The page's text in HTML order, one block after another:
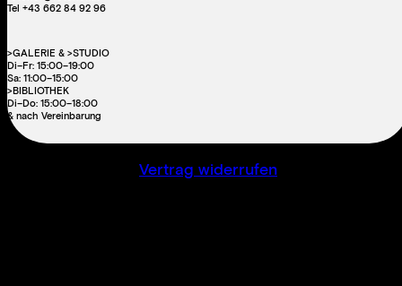
Tel +43 662 84 92 96
>GALERIE & >STUDIO
Di–Fr: 15:00–19:00
Sa: 11:00–15:00
>BIBLIOTHEK
Di–Do: 15:00–18:00
& nach Vereinbarung
Vertrag widerrufen